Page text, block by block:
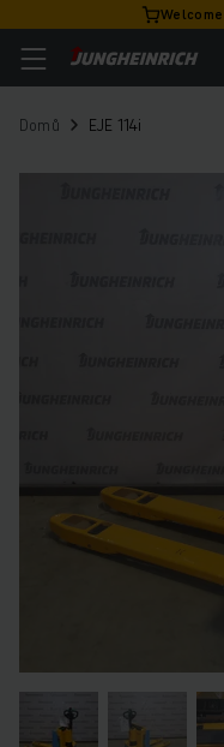
Domů EJE 114i